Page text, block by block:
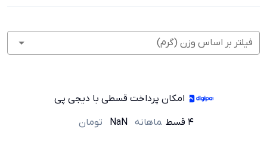
فیلتر بر اساس وزن (گرم)
امکان پرداخت قسطی با دیجی پی
۴ قسط
ماهانه NaN تومان